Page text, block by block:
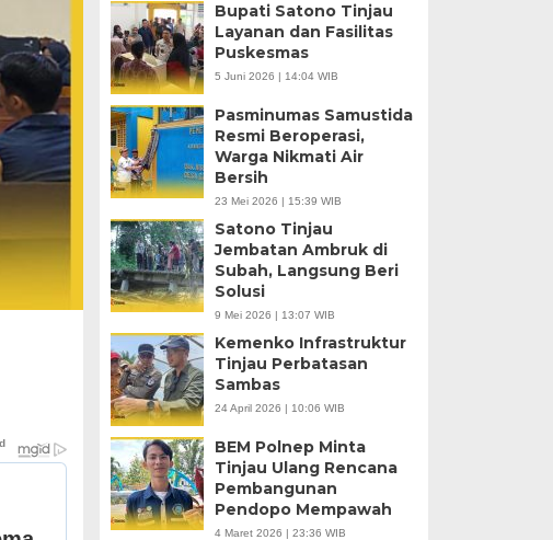
Bupati Satono Tinjau
Layanan dan Fasilitas
Puskesmas
5 Juni 2026 | 14:04 WIB
Pasminumas Samustida
Resmi Beroperasi,
Warga Nikmati Air
Bersih
23 Mei 2026 | 15:39 WIB
Satono Tinjau
Jembatan Ambruk di
Subah, Langsung Beri
Solusi
9 Mei 2026 | 13:07 WIB
Kemenko Infrastruktur
Tinjau Perbatasan
Sambas
24 April 2026 | 10:06 WIB
BEM Polnep Minta
Tinjau Ulang Rencana
Pembangunan
Pendopo Mempawah
4 Maret 2026 | 23:36 WIB